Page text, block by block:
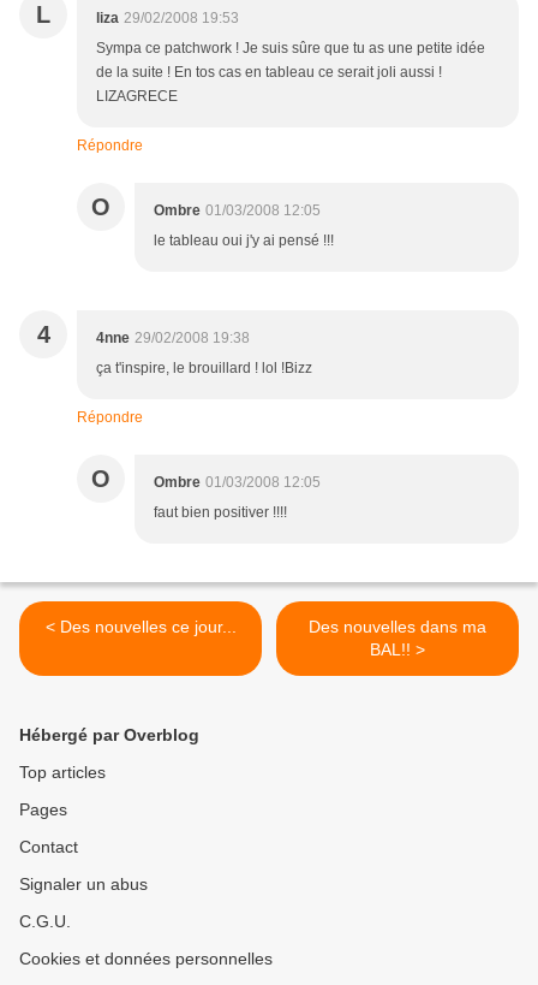
L liza 29/02/2008 19:53
Sympa ce patchwork ! Je suis sûre que tu as une petite idée
de la suite ! En tos cas en tableau ce serait joli aussi !
LIZAGRECE
Répondre
O Ombre 01/03/2008 12:05
le tableau oui j'y ai pensé !!!
4 4nne 29/02/2008 19:38
ça t'inspire, le brouillard ! lol !Bizz
Répondre
O Ombre 01/03/2008 12:05
faut bien positiver !!!!
< Des nouvelles ce jour...
Des nouvelles dans ma
BAL!! >
Hébergé par Overblog
Top articles
Pages
Contact
Signaler un abus
C.G.U.
Cookies et données personnelles